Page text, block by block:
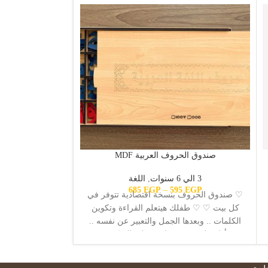
صندوق الحروف العربية MDF
3 الي 6 سنوات ,
اللغة
595EGP
–
685 EGP
♡ صندوق الحروف بنسخة اقتصادية تتوفر في
كل بيت ♡ ♡ طفلك هيتعلم القراءة وتكوين
الكلمات .. وبعدها الجمل والتعبير عن نفسه ..
ويستخدم فيها حواسه المختلفة
وسيلة حسية